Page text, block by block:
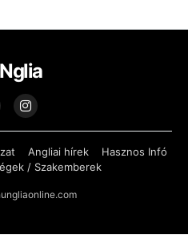
Angliai hírek
Hasznos Infó
/ Szakemberek